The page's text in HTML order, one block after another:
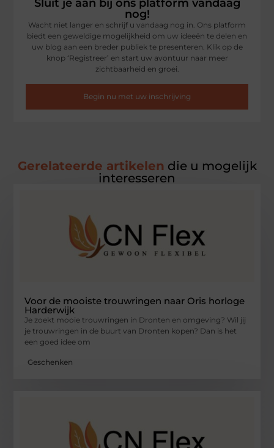
Sluit je aan bij ons platform vandaag
nog!
Wacht niet langer en schrijf u vandaag nog in. Ons platform
biedt een geweldige mogelijkheid om uw ideeën te delen en
uw blog aan een breder publiek te presenteren. Klik op de
knop ‘Registreer’ en start uw avontuur naar meer
zichtbaarheid en groei.
Begin nu met uw inschrijving
Gerelateerde artikelen die u mogelijk
interesseren
Voor de mooiste trouwringen naar Oris horloge
Harderwijk
Je zoekt mooie trouwringen in Dronten en omgeving? Wil jij
je trouwringen in de buurt van Dronten kopen? Dan is het
een goed idee om
Geschenken